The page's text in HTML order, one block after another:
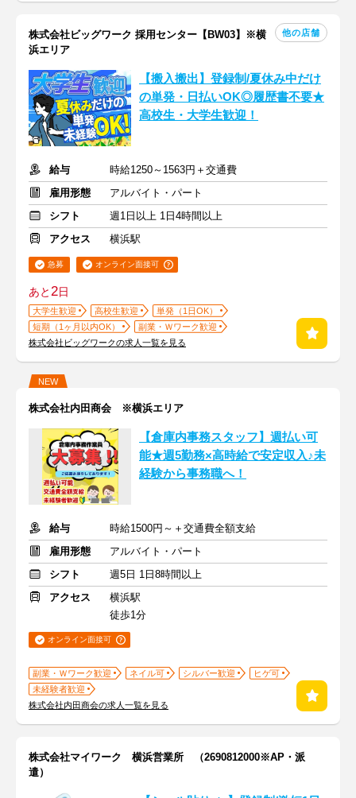
株式会社ビッグワーク 採用センター【BW03】※横
浜エリア
他の店舗
【搬入搬出】登録制/夏休み中だけ
の単発・日払いOK◎履歴書不要★
高校生・大学生歓迎！
給与
時給1250～1563円＋交通費
雇用形態
アルバイト・パート
シフト
週1日以上 1日4時間以上
アクセス
横浜駅
急募 オンライン面接可
あと2日
大学生歓迎 高校生歓迎
単発（1日OK）
短期（1ヶ月以内OK）
副業・Ｗワーク歓迎
株式会社ビッグワークの求人一覧を見る
NEW
株式会社内田商会 ※横浜エリア
【倉庫内事務スタッフ】週払い可
能★週5勤務×高時給で安定収入♪未
経験から事務職へ！
給与
時給1500円～＋交通費全額支給
雇用形態
アルバイト・パート
シフト
週5日 1日8時間以上
アクセス
横浜駅
徒歩1分
オンライン面接可
副業・Ｗワーク歓迎 ネイル可 シルバー歓迎
ヒゲ可
未経験者歓迎
株式会社内田商会の求人一覧を見る
株式会社マイワーク 横浜営業所 （2690812000※AP・派
遣）